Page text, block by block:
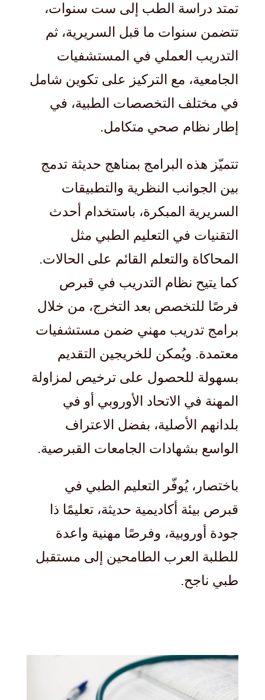
تمتد دراسة الطب إلى ست سنوات،
تتضمن سنوات ما قبل السريرية، ثم
التدريب العملي في المستشفيات
الجامعية، مع التركيز على تكوين شامل
في مختلف التخصصات الطبية، في
إطار نظام صحي متكامل.
تتميّز هذه البرامج بمناهج حديثة تدمج
بين الجوانب النظرية والتطبيقات
السريرية المبكرة، باستخدام أحدث
التقنيات في التعليم الطبي مثل
المحاكاة والتعلم القائم على الحالات.
كما يتيح نظام التدريب في قبرص
فرصًا للتخصص بعد التخرج، من خلال
برامج تدريب مهني ضمن مستشفيات
معتمدة. ويُمكن للخريجين التقديم
بسهولة للحصول على ترخيص لمزاولة
المهنة في الاتحاد الأوروبي أو في
بلدانهم الأصلية، بفضل الاعتراف
الواسع بشهادات الجامعات القبرصية.
باختصار، يُوفّر التعليم الطبي في
قبرص بيئة أكاديمية حديثة، تعليمًا ذا
جودة أوروبية، وفرصًا مهنية واعدة
للطلبة العرب الطامحين إلى مستقبل
طبي ناجح.